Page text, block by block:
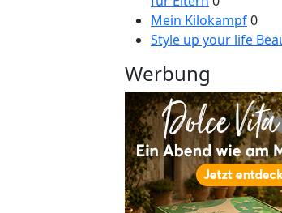
Mein Kilokampf0
Style up your life
Werbung